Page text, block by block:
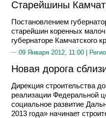
Старейшины
Постановлением
старейшин коренных
губернаторе Камчатского
09 Января 2012, 11:00 |
Новая дорога
Дирекция строительства
реализации Федеральной
социальное развитие
2013 года» начинает